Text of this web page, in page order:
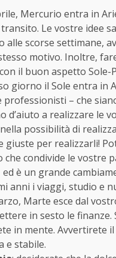
Mercurio entra in
Le vostre idee
alle scorse settimane,
motivo. Inoltre,
il buon aspetto
giorno il Sole entra in
professionisti – che
d’aiuto a realizzare le
possibilità di
giuste per realizzarli!
che condivide le vostre
ed è un grande
anni i viaggi, studio e
Marte esce dal
in sesto le
in mente. Avvertirete
e stabile.